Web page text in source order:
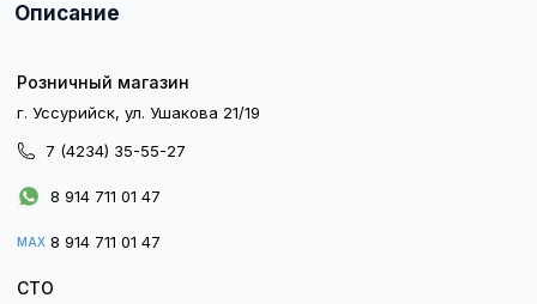
Описание
Розничный магазин
г. Уссурийск, ул. Ушакова 21/19
7 (4234) 35-55-27
8 914 711 01 47
MAX 8 914 711 01 47
СТО